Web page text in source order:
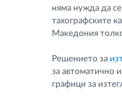
няма нужда да
тахографските
Македония
Решението за
за автоматично
графици за